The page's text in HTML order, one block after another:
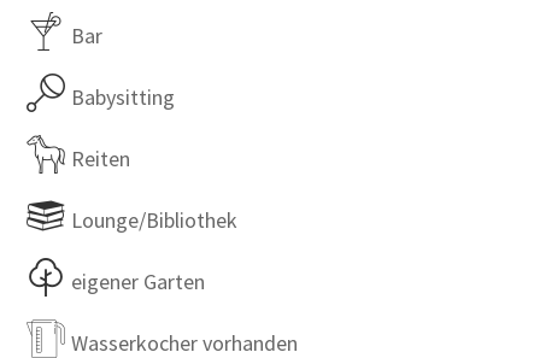
Bar
Babysitting
Reiten
Lounge/Bibliothek
eigener Garten
Wasserkocher vorhanden